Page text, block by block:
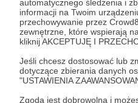
automatycznego śledzenia i
informacji na Twoim
przechowywanie przez
zewnętrzne, które wspierają
kliknij AKCEPTUJĘ I
Jeśli chcesz dostosować lub
dotyczące zbierania danych
"USTAWIENIA
Zgoda jest dobrowolna i
Fundacja Borzymy
Al. Prof. Jana
05-281 Borzymy
Bank Millennium
PL 04 1160 2202
W tytule wpłaty